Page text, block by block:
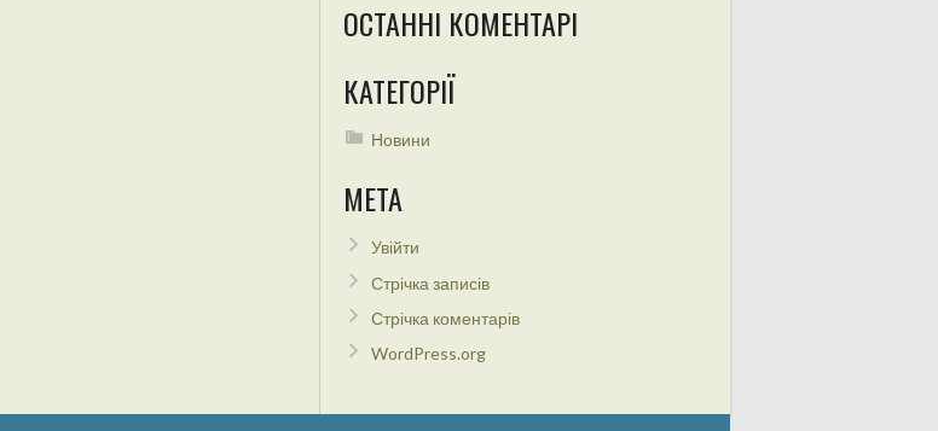
ОСТАННІ КОМЕНТАРІ
КАТЕГОРІЇ
Новини
МЕТА
Увійти
Стрічка записів
Стрічка коментарів
WordPress.org